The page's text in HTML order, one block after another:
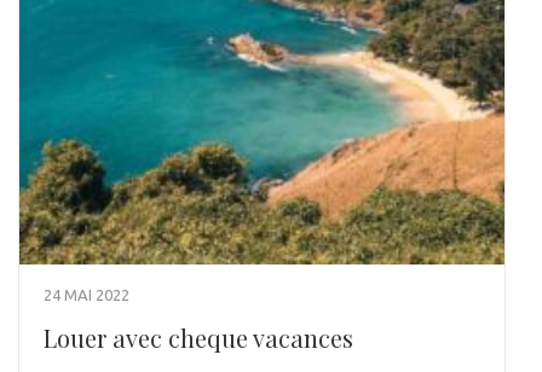
24 MAI 2022
Louer avec cheque vacances